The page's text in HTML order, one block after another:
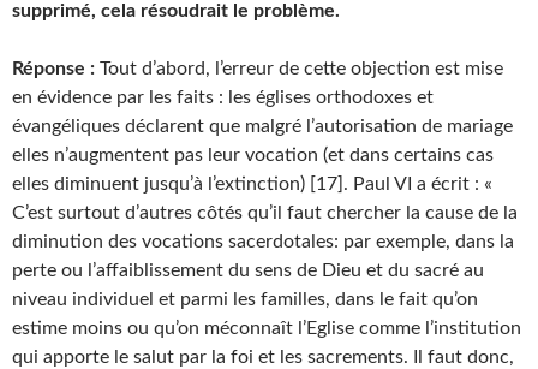
supprimé, cela résoudrait le problème.
Réponse : Tout d’abord, l’erreur de cette objection est mise
en évidence par les faits : les églises orthodoxes et
évangéliques déclarent que malgré l’autorisation de mariage
elles n’augmentent pas leur vocation (et dans certains cas
elles diminuent jusqu’à l’extinction) [17]. Paul VI a écrit : «
C’est surtout d’autres côtés qu’il faut chercher la cause de la
diminution des vocations sacerdotales: par exemple, dans la
perte ou l’affaiblissement du sens de Dieu et du sacré au
niveau individuel et parmi les familles, dans le fait qu’on
estime moins ou qu’on méconnaît l’Eglise comme l’institution
qui apporte le salut par la foi et les sacrements. Il faut donc,